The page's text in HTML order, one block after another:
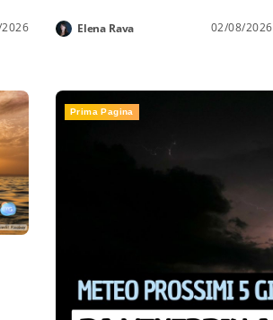
Elena Rava 02/08/2026
Prima Pagina